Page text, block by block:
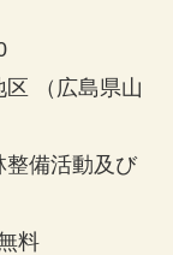
（広島県山
備活動及び
料